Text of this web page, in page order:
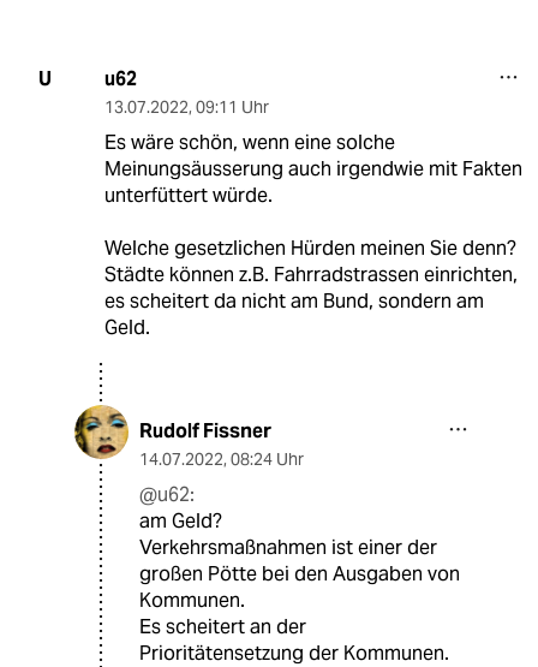
U u62
13.07.2022, 09:11 Uhr
Es wäre schön, wenn eine solche
Meinungsäusserung auch irgendwie mit Fakten
unterfüttert würde.
Welche gesetzlichen Hürden meinen Sie denn?
Städte können z.B. Fahrradstrassen einrichten,
es scheitert da nicht am Bund, sondern am
Geld.
Rudolf Fissner
14.07.2022, 08:24 Uhr
@u62:
am Geld?
Verkehrsmaßnahmen ist einer der
großen Pötte bei den Ausgaben von
Kommunen.
Es scheitert an der
Prioritätensetzung der Kommunen.